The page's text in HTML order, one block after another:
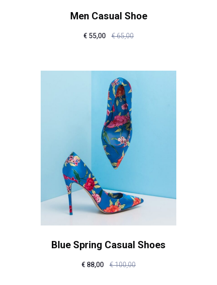
Men Casual Shoe
€65,00
€ 55,00
Blue Spring Casual Shoes
€100,00
€ 88,00